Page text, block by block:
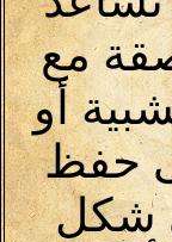
مع
أو
حفظ
شكل